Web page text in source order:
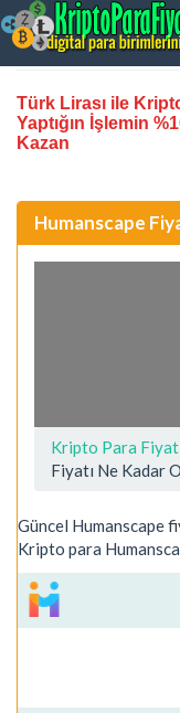
Türk Lirası ile
Yaptığın İşlemin
Kazan
Humanscape
Kripto Para
Fiyatı Ne Kadar
Güncel Humanscape
Kripto para